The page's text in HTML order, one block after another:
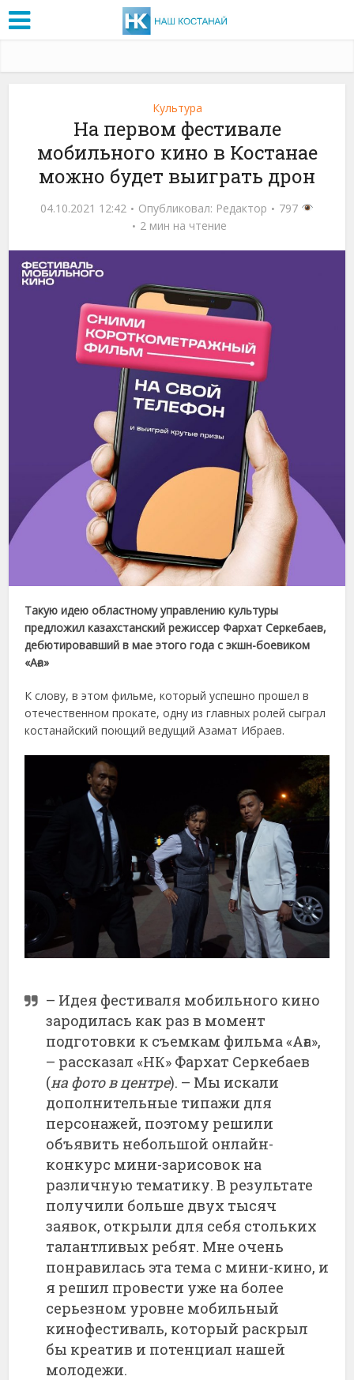
Культура
На первом фестивале
мобильного кино в Костанае
можно будет выиграть дрон
04.10.2021 12:42 Опубликовал: Редактор
797
2 мин на чтение
Такую идею областному управлению культуры
предложил казахстанский режиссер Фархат Серкебаев,
дебютировавший в мае этого года с экшн-боевиком
«Аға»
К слову, в этом фильме, который успешно прошел в
отечественном прокате, одну из главных ролей сыграл
костанайский поющий ведущий Азамат Ибраев.
– Идея фестиваля мобильного кино
зародилась как раз в момент
подготовки к съемкам фильма «Аға»,
– рассказал «НК» Фархат Серкебаев
(на фото в центре). – Мы искали
дополнительные типажи для
персонажей, поэтому решили
объявить небольшой онлайн-
конкурс мини-зарисовок на
различную тематику. В результате
получили больше двух тысяч
заявок, открыли для себя стольких
талантливых ребят. Мне очень
понравилась эта тема с мини-кино, и
я решил провести уже на более
серьезном уровне мобильный
кинофестиваль, который раскрыл
бы креатив и потенциал нашей
молодежи.